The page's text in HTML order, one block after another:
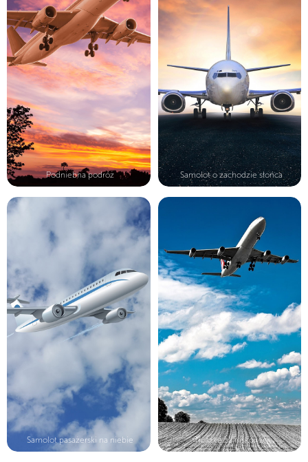
Podniebna podróż Samolot o zachodzie słońca
Samolot pasażerski na niebie Troszkę za nisko leci